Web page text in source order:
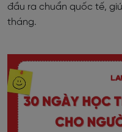
đầu ra chuẩn quốc tế,
tháng.